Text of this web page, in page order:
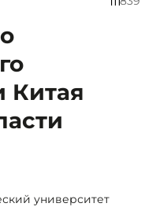
Китая
университет